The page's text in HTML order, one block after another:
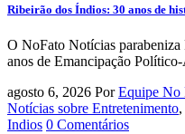
Ribeirão dos Índios: 30 anos de
O NoFato Notícias
anos de Emancipação
agosto 6, 2026 Por Equipe No
Notícias sobre Entretenimento,
Indios 0 Comentários